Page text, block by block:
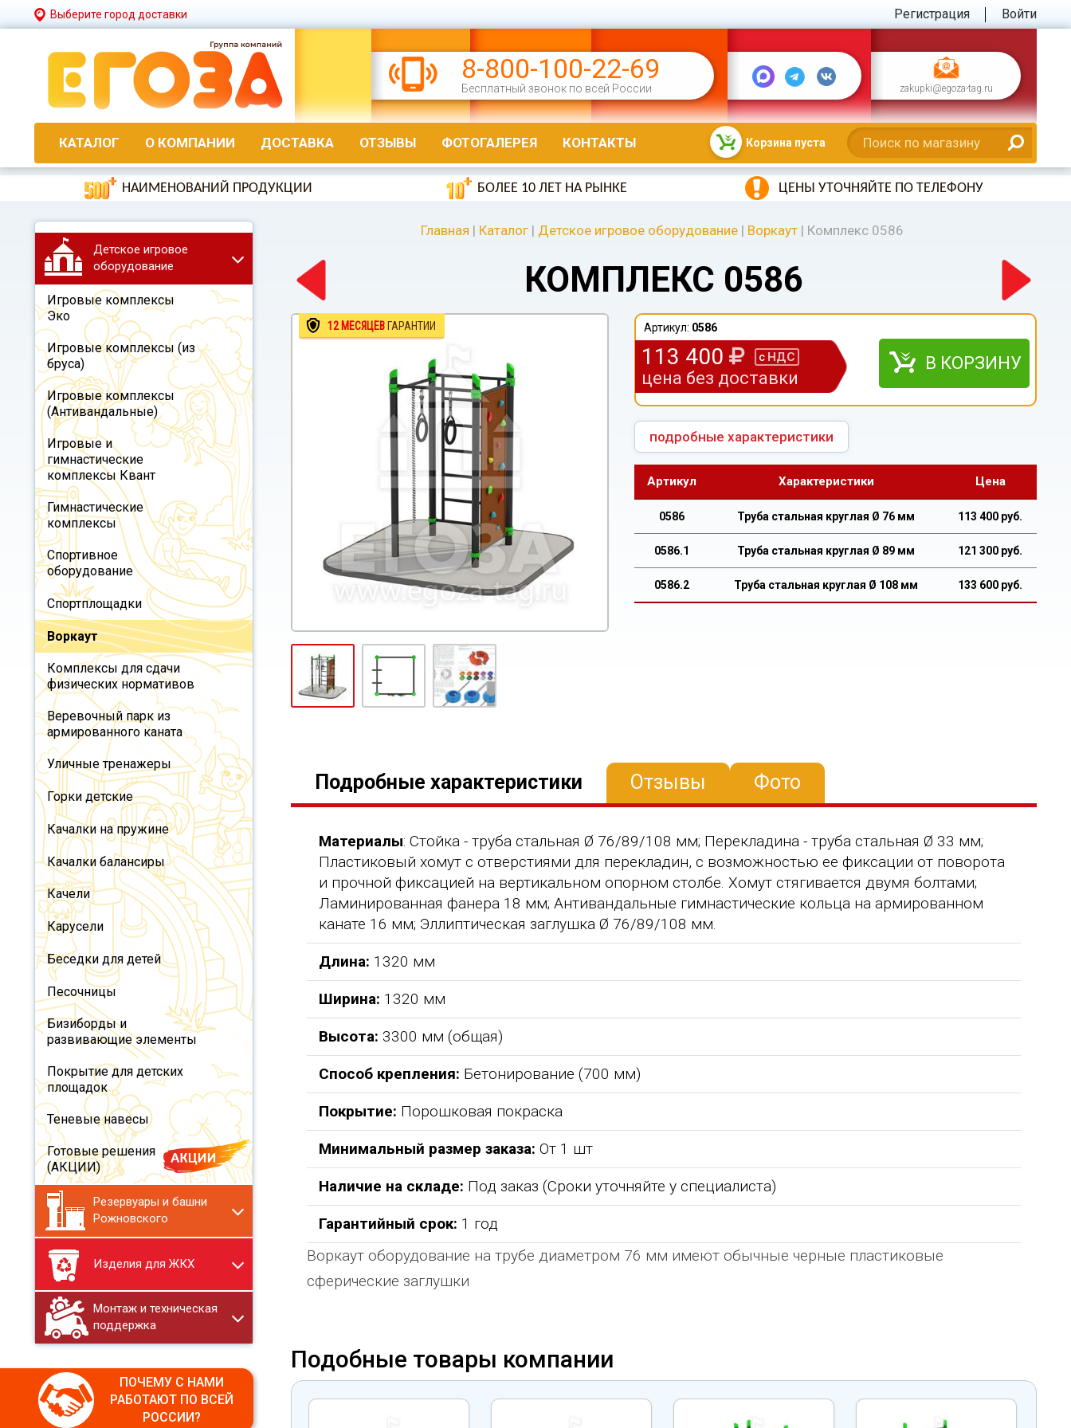
Выберите город доставки Регистрация Войти
8-800-100-22-69
Бесплатный звонок по всей России zakupki@egoza-tag.ru
КАТАЛОГ О КОМПАНИИ ДОСТАВКА ОТЗЫВЫ ФОТОГАЛЕРЕЯ КОНТАКТЫ Корзина пуста
НАИМЕНОВАНИЙ ПРОДУКЦИИ БОЛЕЕ 10 ЛЕТ НА РЫНКЕ ЦЕНЫ УТОЧНЯЙТЕ ПО ТЕЛЕФОНУ
Детское игровое
оборудование
Игровые комплексы
Эко
Игровые комплексы (из
бруса)
Игровые комплексы
(Антивандальные)
Игровые и
гимнастические
комплексы Квант
Гимнастические
комплексы
Спортивное
оборудование
Спортплощадки
Воркаут
Комплексы для сдачи
физических нормативов
Веревочный парк из
армированного каната
Уличные тренажеры
Горки детские
Качалки на пружине
Качалки балансиры
Качели
Карусели
Беседки для детей
Песочницы
Бизиборды и
развивающие элементы
Покрытие для детских
площадок
Теневые навесы
Готовые решения
(АКЦИИ)
Резервуары и башни
Рожновского
Изделия для ЖКХ
Монтаж и техническая
поддержка
ПОЧЕМУ С НАМИ
РАБОТАЮТ ПО ВСЕЙ
РОССИИ?
Главная | Каталог | Детское игровое оборудование | Воркаут | Комплекс 0586
КОМПЛЕКС 0586
12 МЕСЯЦЕВ ГАРАНТИИ Артикул: 0586
113 400 с НДС
цена без доставки
В КОРЗИНУ
подробные характеристики
Артикул Характеристики Цена
0586 Труба стальная круглая Ø 76 мм 113 400 руб.
0586.1 Труба стальная круглая Ø 89 мм 121 300 руб.
0586.2 Труба стальная круглая Ø 108 мм 133 600 руб.
Подробные характеристики Отзывы Фото
Материалы: Стойка - труба стальная Ø 76/89/108 мм; Перекладина - труба стальная Ø 33 мм;
Пластиковый хомут с отверстиями для перекладин, с возможностью ее фиксации от поворота
и прочной фиксацией на вертикальном опорном столбе. Хомут стягивается двумя болтами;
Ламинированная фанера 18 мм; Антивандальные гимнастические кольца на армированном
канате 16 мм; Эллиптическая заглушка Ø 76/89/108 мм.
Длина: 1320 мм
Ширина: 1320 мм
Высота: 3300 мм (общая)
Способ крепления: Бетонирование (700 мм)
Покрытие: Порошковая покраска
Минимальный размер заказа: От 1 шт
Наличие на складе: Под заказ (Сроки уточняйте у специалиста)
Гарантийный срок: 1 год
Воркаут оборудование на трубе диаметром 76 мм имеют обычные черные пластиковые
сферические заглушки
Подобные товары компании